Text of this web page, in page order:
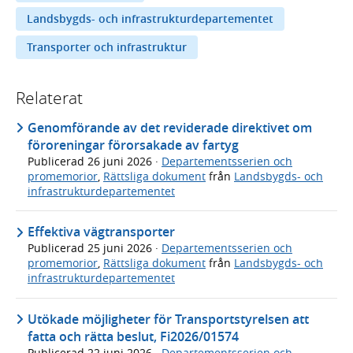
Landsbygds- och infrastrukturdepartementet
Transporter och infrastruktur
Relaterat
Genomförande av det reviderade direktivet om
föroreningar förorsakade av fartyg
Publicerad 26 juni 2026 · Departementsserien och
promemorior Rättsliga dokument från Landsbygds- och
infrastrukturdepartementet
Effektiva vägtransporter
Publicerad 25 juni 2026 · Departementsserien och
promemorior, Rättsliga dokument från Landsbygds- och
infrastrukturdepartementet
Utökade möjligheter för Transportstyrelsen att
fatta och rätta beslut, Fi2026/01574